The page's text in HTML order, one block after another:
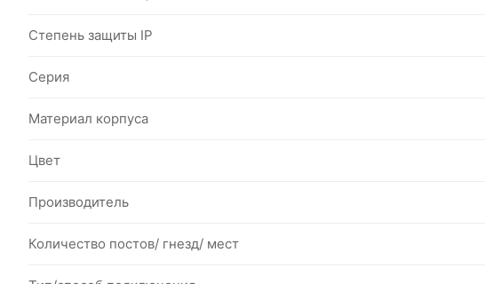
Степень защиты IP
Серия
Материал корпуса
Цвет
Производитель
Количество постов/ гнезд/ мест